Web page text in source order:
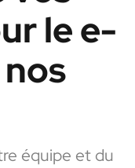
le e-
équipe et du